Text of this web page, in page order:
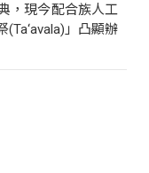
，現今配合族人工
」凸顯辦